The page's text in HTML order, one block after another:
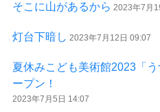
そこに山があるから 2023年7月
灯台下暗し 2023年7月12日 09:07
夏休みこども美術館2023「
ープン！
2023年7月5日 14:07